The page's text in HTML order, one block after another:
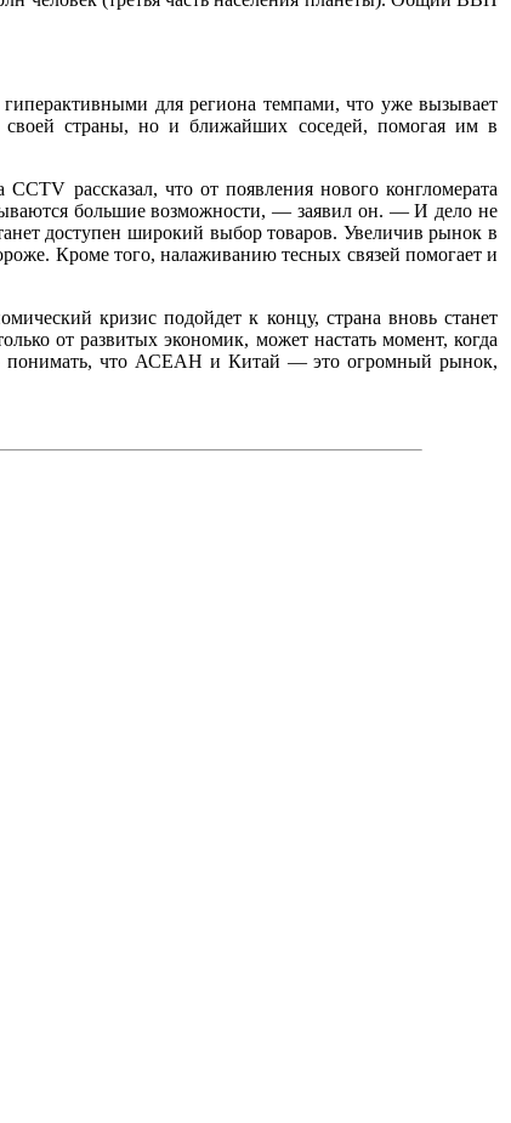
для региона темпами, что уже вызывает
своей страны, но и ближайших соседей, помогая им в
рассказал, что от появления нового конгломерата
большие возможности, — заявил он. — И дело не
доступен широкий выбор товаров. Увеличив рынок в
Кроме того, налаживанию тесных связей помогает и
кризис подойдет к концу, страна вновь станет
от развитых экономик, может настать момент, когда
понимать, что АСЕАН и Китай — это огромный рынок,